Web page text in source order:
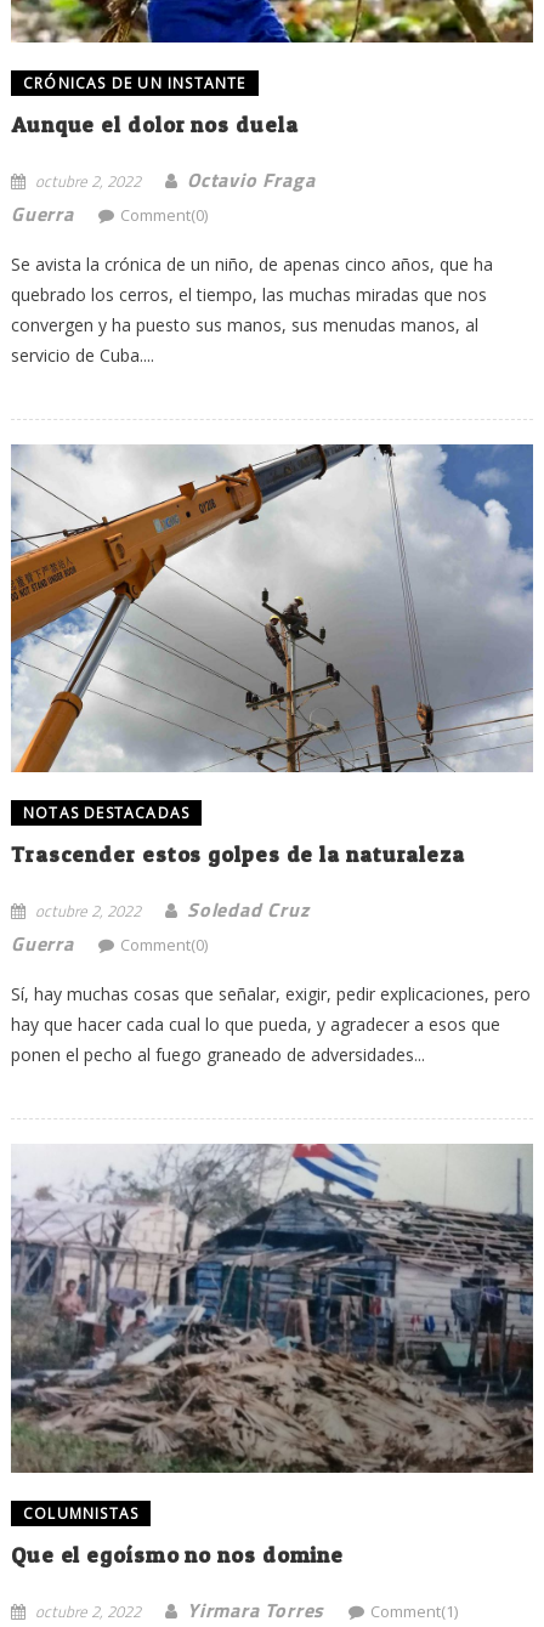
CRÓNICAS DE UN INSTANTE
Aunque el dolor nos duela
octubre 2, 2022
Octavio Fraga
Guerra
Comment(0)
Se avista la crónica de un niño, de apenas cinco años, que ha
quebrado los cerros, el tiempo, las muchas miradas que nos
convergen y ha puesto sus manos, sus menudas manos, al
servicio de Cuba....
NOTAS DESTACADAS
Trascender estos golpes de la naturaleza
octubre 2, 2022
Soledad Cruz
Guerra
Comment(0)
Sí, hay muchas cosas que señalar, exigir, pedir explicaciones, pero
hay que hacer cada cual lo que pueda, y agradecer a esos que
ponen el pecho al fuego graneado de adversidades...
COLUMNISTAS
Que el egoísmo no nos domine
octubre 2, 2022 Yirmara Torres Comment(1)